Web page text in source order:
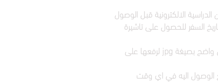
على الاقل 6 أشهر من تاريخ السفر للحصول على تاشيرة
3- احفظ نسخة الكترونية من صورة جواز سفرك بشكل واضح بصيغة jpg لرفعها على